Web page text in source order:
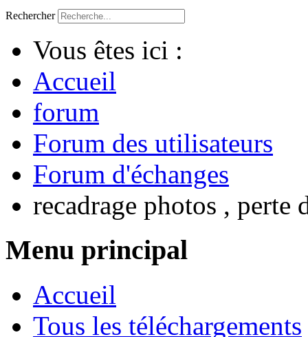
Rechercher
Vous êtes ici :
Accueil
forum
Forum des utilisateurs
Forum d'échanges
recadrage photos , perte
Menu principal
Accueil
Tous les téléchargements